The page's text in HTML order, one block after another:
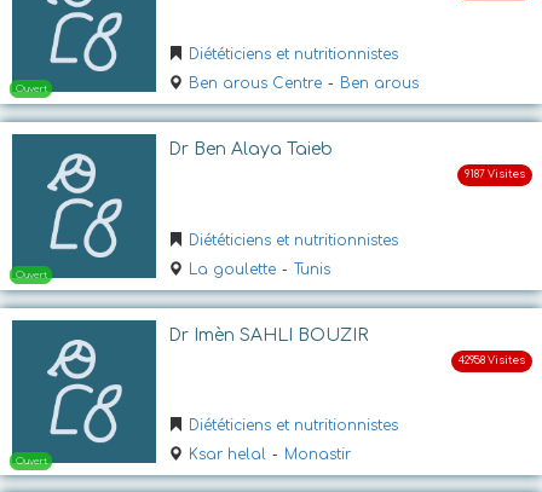
Ouvert
Ouvert
Diététiciens et nutritionnistes
Ben arous Centre - Ben arous
Dr Ben Alaya Taieb
Diététiciens et nutritionnistes
La goulette - Tunis
Dr Imèn SAHLI BOUZIR
Diététiciens et nutritionnistes
Ksar helal - Monastir